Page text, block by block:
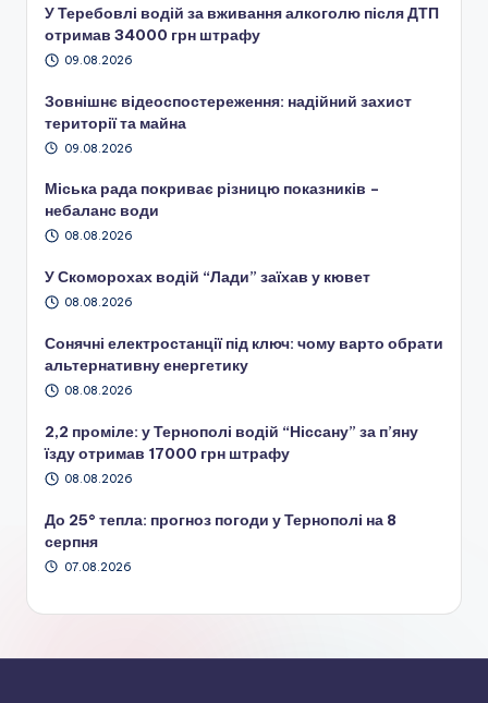
У Теребовлі водій за вживання алкоголю після ДТП
отримав 34000 грн штрафу
09.08.2026
Зовнішнє відеоспостереження: надійний захист
території та майна
09.08.2026
Міська рада покриває різницю показників –
небаланс води
08.08.2026
У Скоморохах водій “Лади” заїхав у кювет
08.08.2026
Сонячні електростанції під ключ: чому варто обрати
альтернативну енергетику
08.08.2026
2,2 проміле: у Тернополі водій “Ніссану” за п’яну
їзду отримав 17000 грн штрафу
08.08.2026
До 25° тепла: прогноз погоди у Тернополі на 8
серпня
07.08.2026